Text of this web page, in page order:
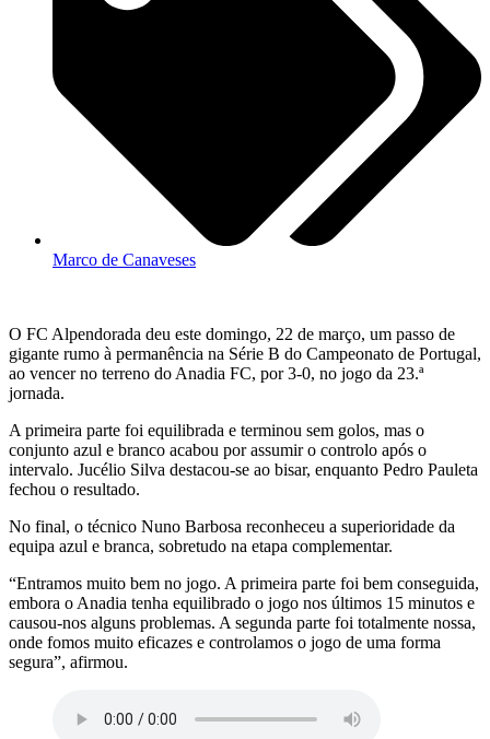
Marco de Canaveses
O FC Alpendorada deu este domingo, 22 de março, um passo de
gigante rumo à permanência na Série B do Campeonato de Portugal,
ao vencer no terreno do Anadia FC, por 3-0, no jogo da 23.ª
jornada.
A primeira parte foi equilibrada e terminou sem golos, mas o
conjunto azul e branco acabou por assumir o controlo após o
intervalo. Jucélio Silva destacou-se ao bisar, enquanto Pedro Pauleta
fechou o resultado.
No final, o técnico Nuno Barbosa reconheceu a superioridade da
equipa azul e branca, sobretudo na etapa complementar.
“Entramos muito bem no jogo. A primeira parte foi bem conseguida,
embora o Anadia tenha equilibrado o jogo nos últimos 15 minutos e
causou-nos alguns problemas. A segunda parte foi totalmente nossa,
onde fomos muito eficazes e controlamos o jogo de uma forma
segura”, afirmou.